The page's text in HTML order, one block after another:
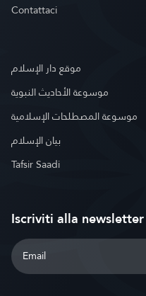
Contattaci
موقع دار الإسلام
موسوعة الأحاديث النبوية
موسوعة المصطلحات الإسلامية
بيان الإسلام
Tafsir Saadi
Iscriviti alla newsletter